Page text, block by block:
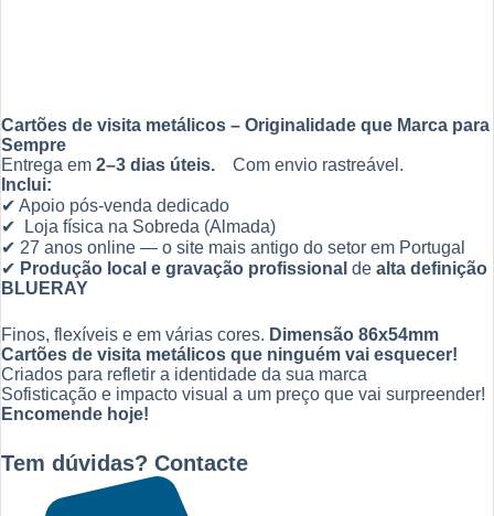
Cartões de visita metálicos – Originalidade que Marca para
Sempre
Entrega em 2–3 dias úteis. Com envio rastreável.
Inclui:
✔ Apoio pós-venda dedicado
✔ Loja física na Sobreda (Almada)
✔ 27 anos online — o site mais antigo do setor em Portugal
✔ Produção local e gravação profissional de alta definição
BLUERAY
Finos, flexíveis e em várias cores. Dimensão 86x54mm
Cartões de visita metálicos que ninguém vai esquecer!
Criados para refletir a identidade da sua marca
Sofisticação e impacto visual a um preço que vai surpreender!
Encomende hoje!
Tem dúvidas? Contacte